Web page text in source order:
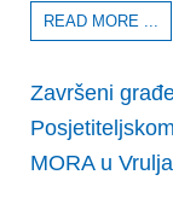
READ MORE ...
Završeni
MORA u